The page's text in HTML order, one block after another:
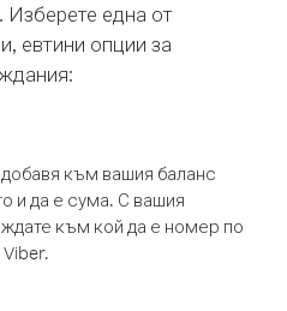
Изберете една от
евтини опции за
към вашия баланс
и да е сума. С вашия
към кой да е номер по